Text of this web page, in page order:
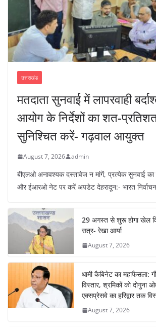
उत्तराखंड
मतदाता सुनवाई में लापरवाही
आयोग के निर्देशों का शत-
सुनिश्चित करें- गढ़वाल आयुक्त
August 7, 2026 admin
बीएलओ अनावश्यक दस्तावेज न मांगें, प्रत्येक सुनवाई
और ईआरओ नेट पर करें अपडेट देहरादून:- भारत निर्वाचन
29 अगस्त से शुरू होगा खेल
सत्र- रेखा आर्या
August 7, 2026
धामी कैबिनेट का महाफैसला:
विस्तार, श्रमिकों को दोगुना
एक्सप्रेसवे का हरिद्वार तक
August 7, 2026